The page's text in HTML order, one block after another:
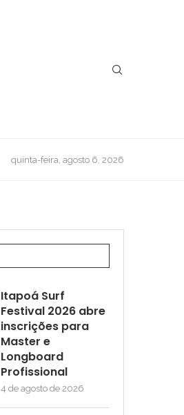
quinta-feira, agosto 6, 2026
Itapoá Surf
Festival 2026 abre
inscrições para
Master e
Longboard
Profissional
4 de agosto de 2026